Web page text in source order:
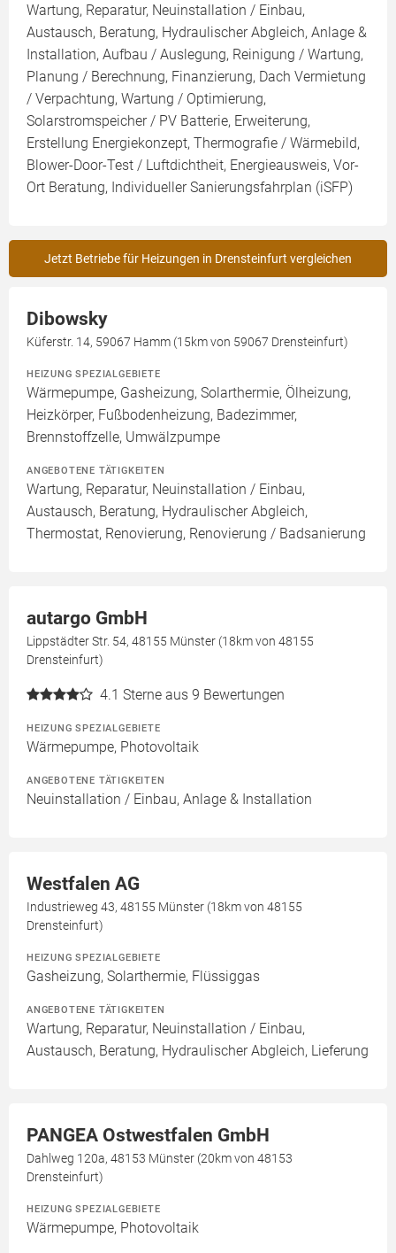
Wartung, Reparatur, Neuinstallation / Einbau,
Austausch, Beratung, Hydraulischer Abgleich, Anlage &
Installation, Aufbau / Auslegung, Reinigung / Wartung,
Planung / Berechnung, Finanzierung, Dach Vermietung
/ Verpachtung, Wartung / Optimierung,
Solarstromspeicher / PV Batterie, Erweiterung,
Erstellung Energiekonzept, Thermografie / Wärmebild,
Blower-Door-Test / Luftdichtheit, Energieausweis, Vor-
Ort Beratung, Individueller Sanierungsfahrplan (iSFP)
Jetzt Betriebe für Heizungen in Drensteinfurt vergleichen
Dibowsky
Küferstr. 14, 59067 Hamm (15km von 59067 Drensteinfurt)
HEIZUNG SPEZIALGEBIETE
Wärmepumpe, Gasheizung, Solarthermie, Ölheizung,
Heizkörper, Fußbodenheizung, Badezimmer,
Brennstoffzelle, Umwälzpumpe
ANGEBOTENE TÄTIGKEITEN
Wartung, Reparatur, Neuinstallation / Einbau,
Austausch, Beratung, Hydraulischer Abgleich,
Thermostat, Renovierung, Renovierung / Badsanierung
autargo GmbH
Lippstädter Str. 54, 48155 Münster (18km von 48155
Drensteinfurt)
4.1 Sterne aus 9 Bewertungen
HEIZUNG SPEZIALGEBIETE
Wärmepumpe, Photovoltaik
ANGEBOTENE TÄTIGKEITEN
Neuinstallation / Einbau, Anlage & Installation
Westfalen AG
Industrieweg 43, 48155 Münster (18km von 48155
Drensteinfurt)
HEIZUNG SPEZIALGEBIETE
Gasheizung, Solarthermie, Flüssiggas
ANGEBOTENE TÄTIGKEITEN
Wartung, Reparatur, Neuinstallation / Einbau,
Austausch, Beratung, Hydraulischer Abgleich, Lieferung
PANGEA Ostwestfalen GmbH
Dahlweg 120a, 48153 Münster (20km von 48153
Drensteinfurt)
HEIZUNG SPEZIALGEBIETE
Wärmepumpe, Photovoltaik